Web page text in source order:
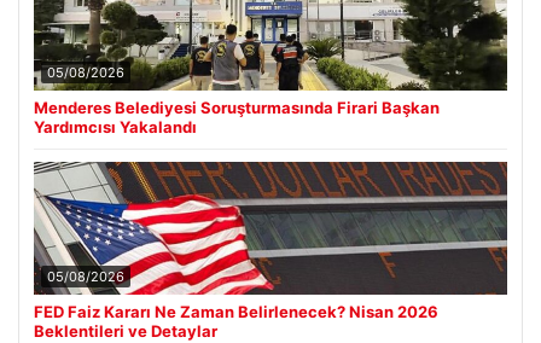
05/08/2026
Menderes Belediyesi Soruşturmasında Firari Başkan
Yardımcısı Yakalandı
05/08/2026
FED Faiz Kararı Ne Zaman Belirlenecek? Nisan 2026
Beklentileri ve Detaylar